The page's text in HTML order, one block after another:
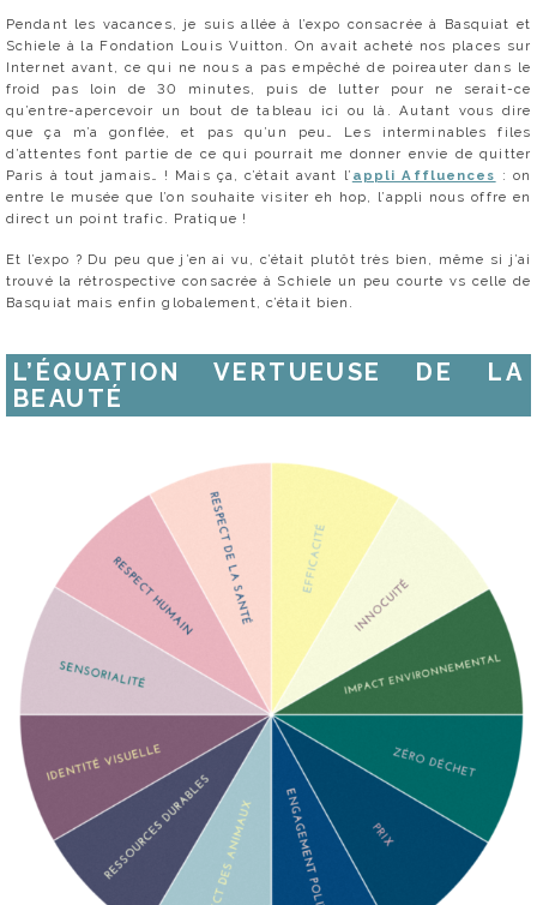
Pendant les vacances, je suis allée à l’expo consacrée à Basquiat et
Schiele à la Fondation Louis Vuitton. On avait acheté nos places sur
Internet avant, ce qui ne nous a pas empêché de poireauter dans le
froid pas loin de 30 minutes, puis de lutter pour ne serait-ce
qu’entre-apercevoir un bout de tableau ici ou là. Autant vous dire
que ça m’a gonflée, et pas qu’un peu… Les interminables files
d’attentes font partie de ce qui pourrait me donner envie de quitter
Paris à tout jamais… ! Mais ça, c’était avant l’ appli Affluences : on
entre le musée que l’on souhaite visiter eh hop, l’appli nous offre en
direct un point trafic. Pratique !
Et l’expo ? Du peu que j’en ai vu, c’était plutôt très bien, même si j’ai
trouvé la rétrospective consacrée à Schiele un peu courte vs celle de
Basquiat mais enfin globalement, c’était bien.
L’ÉQUATION VERTUEUSE DE LA
BEAUTÉ